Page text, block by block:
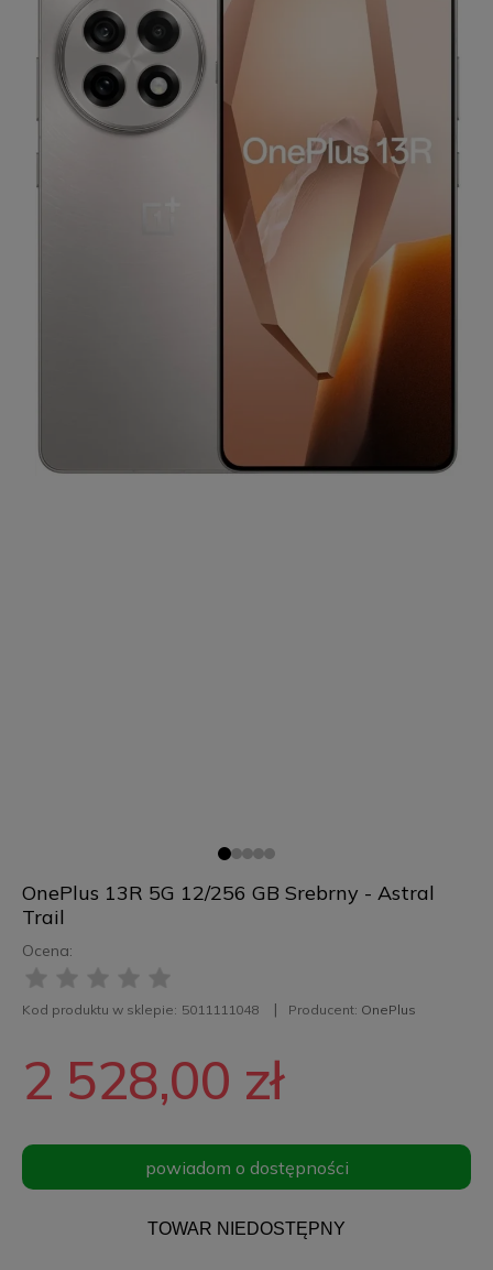
OnePlus 13R 5G 12/256 GB Srebrny - Astral
Trail
Ocena:
Kod produktu w sklepie: 5011111048 Producent: OnePlus
2 528,00 zł
powiadom o dostępności
TOWAR NIEDOSTĘPNY